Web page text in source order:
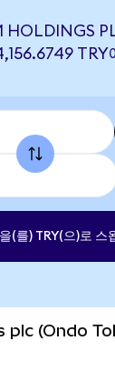
HOLDINGS
(를) TRY(으)로 스
plc (Ondo